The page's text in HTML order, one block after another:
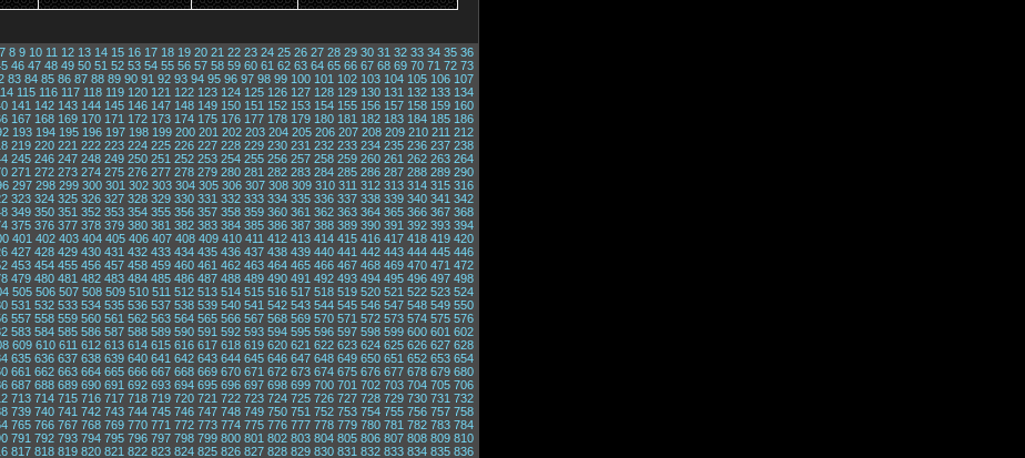
7 8 9 10 11 12 13 14 15 16 17 18 19 20 21 22 23 24 25 26 27 28 29 30 31 32 33 34 35 36
46 47 48 49 50 51 52 53 54 55 56 57 58 59 60 61 62 63 64 65 66 67 68 69 70 71 72 73
83 84 85 86 87 88 89 90 91 92 93 94 95 96 97 98 99 100 101 102 103 104 105 106 107
115 116 117 118 119 120 121 122 123 124 125 126 127 128 129 130 131 132 133 134
141 142 143 144 145 146 147 148 149 150 151 152 153 154 155 156 157 158 159 160
167 168 169 170 171 172 173 174 175 176 177 178 179 180 181 182 183 184 185 186
193 194 195 196 197 198 199 200 201 202 203 204 205 206 207 208 209 210 211 212
219 220 221 222 223 224 225 226 227 228 229 230 231 232 233 234 235 236 237 238
245 246 247 248 249 250 251 252 253 254 255 256 257 258 259 260 261 262 263 264
271 272 273 274 275 276 277 278 279 280 281 282 283 284 285 286 287 288 289 290
297 298 299 300 301 302 303 304 305 306 307 308 309 310 311 312 313 314 315 316
323 324 325 326 327 328 329 330 331 332 333 334 335 336 337 338 339 340 341 342
349 350 351 352 353 354 355 356 357 358 359 360 361 362 363 364 365 366 367 368
375 376 377 378 379 380 381 382 383 384 385 386 387 388 389 390 391 392 393 394
401 402 403 404 405 406 407 408 409 410 411 412 413 414 415 416 417 418 419 420
427 428 429 430 431 432 433 434 435 436 437 438 439 440 441 442 443 444 445 446
453 454 455 456 457 458 459 460 461 462 463 464 465 466 467 468 469 470 471 472
479 480 481 482 483 484 485 486 487 488 489 490 491 492 493 494 495 496 497 498
505 506 507 508 509 510 511 512 513 514 515 516 517 518 519 520 521 522 523 524
531 532 533 534 535 536 537 538 539 540 541 542 543 544 545 546 547 548 549 550
557 558 559 560 561 562 563 564 565 566 567 568 569 570 571 572 573 574 575 576
583 584 585 586 587 588 589 590 591 592 593 594 595 596 597 598 599 600 601 602
609 610 611 612 613 614 615 616 617 618 619 620 621 622 623 624 625 626 627 628
635 636 637 638 639 640 641 642 643 644 645 646 647 648 649 650 651 652 653 654
661 662 663 664 665 666 667 668 669 670 671 672 673 674 675 676 677 678 679 680
687 688 689 690 691 692 693 694 695 696 697 698 699 700 701 702 703 704 705 706
713 714 715 716 717 718 719 720 721 722 723 724 725 726 727 728 729 730 731 732
739 740 741 742 743 744 745 746 747 748 749 750 751 752 753 754 755 756 757 758
765 766 767 768 769 770 771 772 773 774 775 776 777 778 779 780 781 782 783 784
791 792 793 794 795 796 797 798 799 800 801 802 803 804 805 806 807 808 809 810
817 818 819 820 821 822 823 824 825 826 827 828 829 830 831 832 833 834 835 836